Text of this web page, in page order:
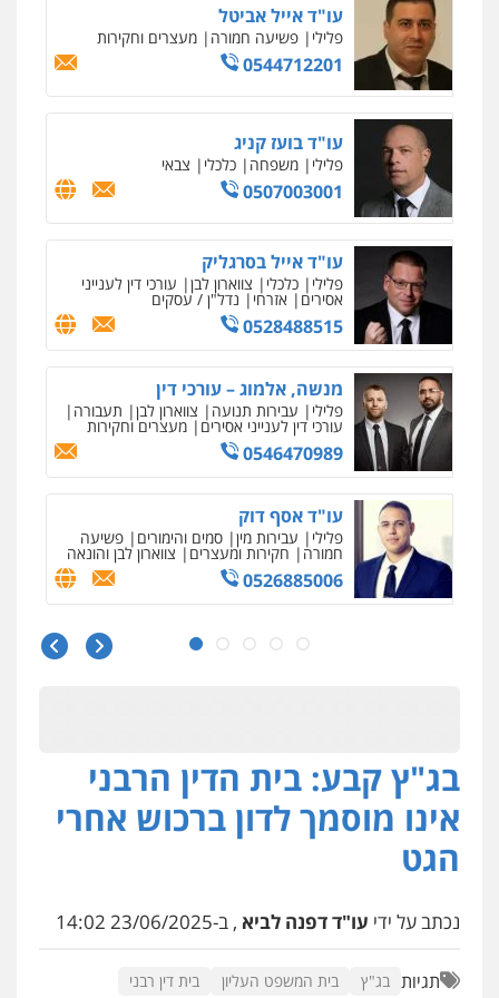
עו"ד אסף דוק
חמורה חקירות ומעצרים צווארון לבן והונאה
עו"ד תומר בנישתי
פשיעה
חמורה
0546657865
אלי אונגר משרד עו"ד
פלילי פשיעה חמורה מנהלי רישוי
עסקים
0507302623
עו"ד מעיין שמחון
פלילי מעצרים וחקירות
אסירים
0587604050
עו"ד שאדי כבהא
דוד בוחבוט – משרד עו"ד
חקירות ומעצרים
ניהול משברים פליליים
בג"ץ קבע: בית הדין הרבני
אינו מוסמך לדון ברכוש אחרי
הגט
נכתב על ידי עו"ד דפנה לביא , ב-23/06/2025 14:02
תגיות בג"ץ בית המשפט העליון
בית דין רבני